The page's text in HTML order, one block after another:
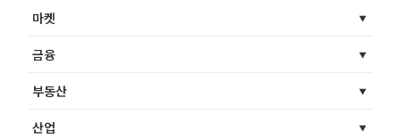
마켓
금융
부동산
산업